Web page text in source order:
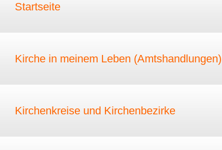
Startseite
Kirche in meinem Leben (Amtshandlungen)
Kirchenkreise und Kirchenbezirke